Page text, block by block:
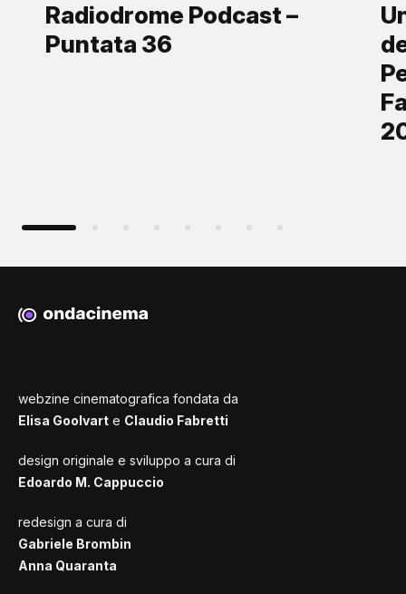
Radiodrome Podcast –
Puntata 36
webzine cinematografica fondata da
Elisa Goolvart e Claudio Fabretti
design originale e sviluppo a cura di
Edoardo M. Cappuccio
redesign a cura di
Gabriele Brombin
Anna Quaranta